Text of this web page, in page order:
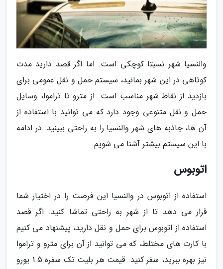
والنسیا شهر نسبتا کوچکی است. اما اگر قصد دارید مدت
کوتاهی در این شهر بمانید، سیستم حمل و نقل عمومی برای
بازدید از نقاط شهر مناسب است. از مترو تا تراموا، وسایل
حمل و نقل متنوعی وجود دارد که می توانید با استفاده از
آن ها، جاذبه های شهر والنسیا را به راحتی ببینید. در ادامه
با این سیستم بیشتر آشنا می شویم.
اتوبوس
استفاده از اتوبوس در والنسیا این فرصت را در اختیار شما
قرار می دهد تا از شهر به راحتی تماشا کنید. اگر قصد
استفاده از اتوبوس برای حمل و نقل دارید، پیشنهاد می کنیم
با کارت های مختلط، که می توانید از آن برای مترو و تراموا
نیز بهره ببرید، سفر کنید. قیمت هر بلیت تک سفره 1.5 یورو